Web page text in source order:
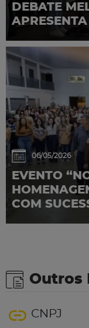
DEBATE
06/05/2026
EVENTO
COM
Outros
CNPJ